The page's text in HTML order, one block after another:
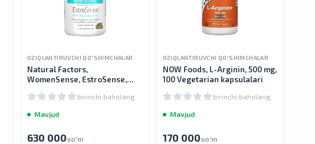
OZIQLANTIRUVCHI QO'SHIMCHALAR
Natural Factors,
WomenSense, EstroSense,
kapsula
birinchi baholang
Mavjud
630 000so'm
OZIQLANTIRUVCHI QO'SHIMCHALAR
NOW Foods, L-Arginin, 500 mg,
100 Vegetarian kapsulalari
birinchi baholang
Mavjud
170 000so'm